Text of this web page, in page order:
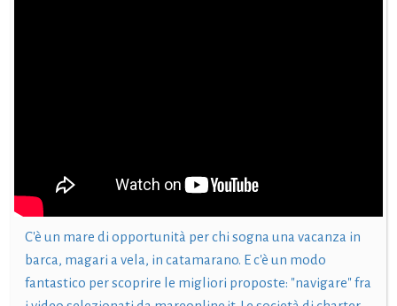
C'è un mare di opportunità per chi sogna una vacanza in
barca, magari a vela, in catamarano. E c'è un modo
fantastico per scoprire le migliori proposte: "navigare" fra